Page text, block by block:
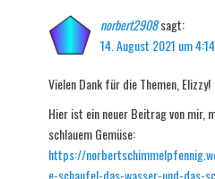
norbert2908sagt:
14. August 2021 um
Vielen Dank für die Themen, Elizzy!
Hier ist ein neuer Beitrag von mir,
schlauem Gemüse:
https://
e-schaufel-das-wasser-und-das-